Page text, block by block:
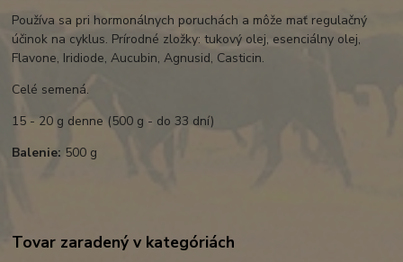
Používa sa pri hormonálnych poruchách a môže mať regulačný
účinok na cyklus. Prírodné zložky: tukový olej, esenciálny olej,
Flavone, Iridiode, Aucubin, Agnusid, Casticin.
Celé semená.
15 - 20 g denne (500 g - do 33 dní)
Balenie: 500 g
Tovar zaradený v kategóriách